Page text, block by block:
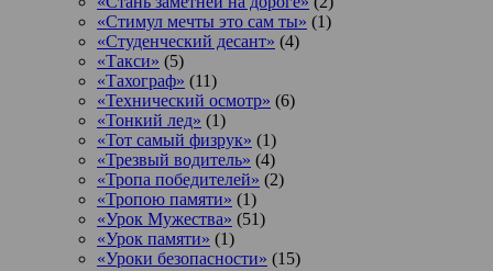
«Стимул мечты это сам ты» (1)
«Студенческий десант» (4)
«Такси» (5)
«Тахограф» (11)
«Технический осмотр» (6)
«Тонкий лед» (1)
«Тот самый физрук» (1)
«Трезвый водитель» (4)
«Тропа победителей» (2)
«Тропою памяти» (1)
«Урок Мужества» (51)
«Урок памяти» (1)
«Уроки безопасности» (15)